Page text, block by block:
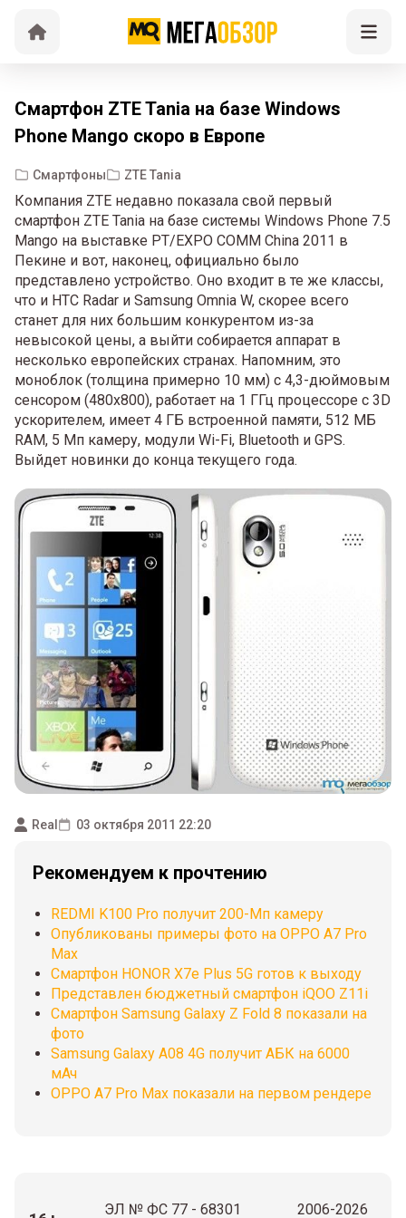
Смартфон ZTE Tania на базе Windows
Phone Mango скоро в Европе
Смартфоны ZTE Tania
Компания ZTE недавно показала свой первый
смартфон ZTE Tania на базе системы Windows Phone 7.5
Mango на выставке PT/EXPO COMM China 2011 в
Пекине и вот, наконец, официально было
представлено устройство. Оно входит в те же классы,
что и HTC Radar и Samsung Omnia W, скорее всего
станет для них большим конкурентом из-за
невысокой цены, а выйти собирается аппарат в
несколько европейских странах. Напомним, это
моноблок (толщина примерно 10 мм) с 4,3-дюймовым
сенсором (480х800), работает на 1 ГГц процессоре с 3D
ускорителем, имеет 4 ГБ встроенной памяти, 512 МБ
RAM, 5 Мп камеру, модули Wi-Fi, Bluetooth и GPS.
Выйдет новинки до конца текущего года.
Real 03 октября 2011 22:20
Рекомендуем к прочтению
REDMI K100 Pro получит 200-Мп камеру
Опубликованы примеры фото на OPPO A7 Pro
Max
Смартфон HONOR X7e Plus 5G готов к выходу
Представлен бюджетный смартфон iQOO Z11i
Смартфон Samsung Galaxy Z Fold 8 показали на
фото
Samsung Galaxy A08 4G получит АБК на 6000
мАч
OPPO A7 Pro Max показали на первом рендере
ЭЛ № ФС 77 - 68301 2006-2026